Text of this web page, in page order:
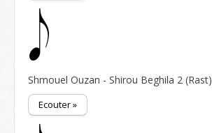
Shmouel Ouzan - Shirou Beghila 2 (Rast)
Ecouter »